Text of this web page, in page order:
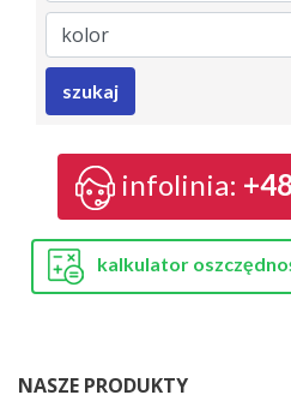
szukaj
infolinia:
kalkulator
NASZE PRODUKTY